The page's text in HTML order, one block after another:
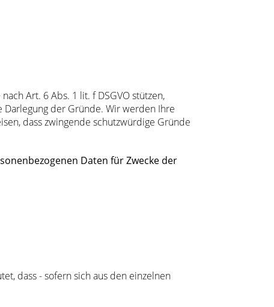
Art. 6 Abs. 1 lit. f DSGVO stützen,
der Gründe. Wir werden Ihre
dass zwingende schutzwürdige Gründe
Daten für Zwecke der
dass - sofern sich aus den einzelnen